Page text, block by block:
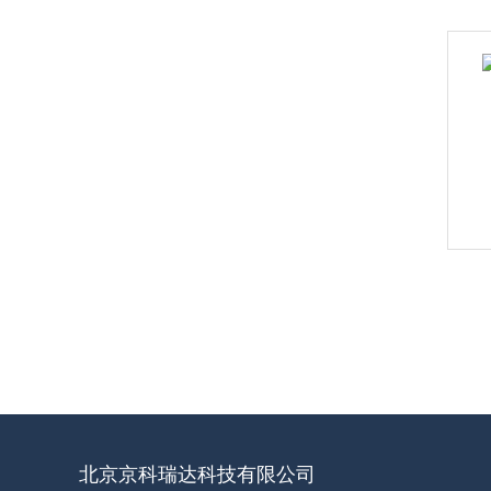
北京京科瑞达科技有限公司